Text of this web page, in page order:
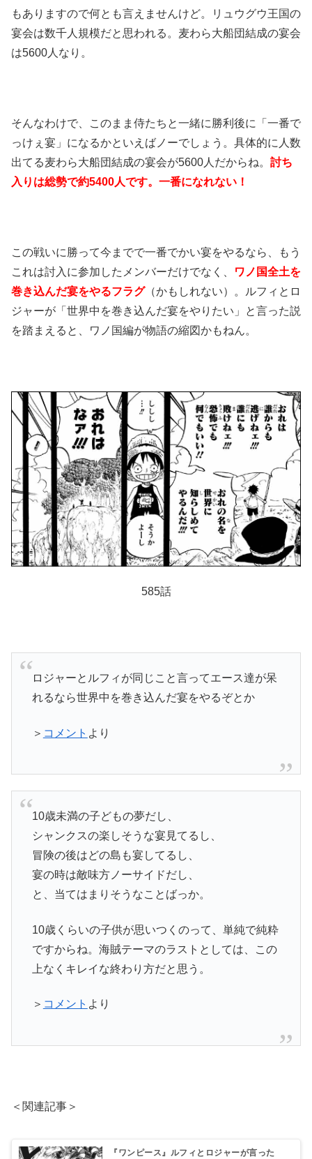
もありますので何とも言えませんけど。リュウグウ王国の
宴会は数千人規模だと思われる。麦わら大船団結成の宴会
は5600人なり。
そんなわけで、このまま侍たちと一緒に勝利後に「一番で
っけぇ宴」になるかといえばノーでしょう。具体的に人数
出てる麦わら大船団結成の宴会が5600人だからね。 討ち
入りは総勢で約5400人です。一番になれない！
この戦いに勝って今までで一番でかい宴をやるなら、もう
これは討入に参加したメンバーだけでなく、
ワノ国全土を
巻き込んだ宴をやるフラグ（かもしれない）。ルフィとロ
ジャーが「世界中を巻き込んだ宴をやりたい」と言った説
を踏まえると、ワノ国編が物語の縮図かもねん。
585話
ロジャーとルフィが同じこと言ってエース達が呆
れるなら世界中を巻き込んだ宴をやるぞとか
＞ コメント より
10歳未満の子どもの夢だし、
シャンクスの楽しそうな宴見てるし、
冒険の後はどの島も宴してるし、
宴の時は敵味方ノーサイドだし、
と、当てはまりそうなことばっか。
10歳くらいの子供が思いつくのって、単純で純粋
ですからね。海賊テーマのラストとしては、この
上なくキレイな終わり方だと思う。
＞ コメント より
＜関連記事＞
『ワンピース』ルフィとロジャーが言った